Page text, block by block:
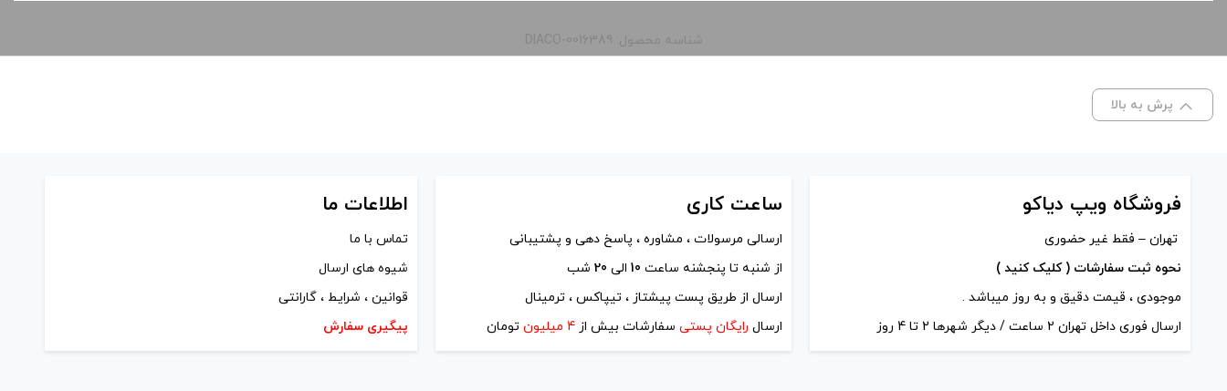
شناسه محصول: DIACO-0016389
پرش به بالا
فروشگاه ویپ دیاکو
تهران – فقط غیر حضوری
نحوه ثبت سفارشات ( کلیک کنید )
موجودی ، قیمت دقیق و به روز میباشد .
ارسال فوری داخل تهران 2 ساعت / دیگر شهرها 2 تا 4 روز
ساعت کاری
ارسالی مرسولات ، مشاوره ، پاسخ دهی و پشتیبانی
از شنبه تا پنجشنه ساعت 10الی 20شب
ارسال از طریق پست پیشتاز ، تیپاکس ، ترمینال
ارسال رایگان پستی سفارشات بیش از 4 میلیون تومان
اطلاعات ما
تماس با ما
شیوه های ارسال
قوانین ، شرایط ، گارانتی
پیگیری سفارش